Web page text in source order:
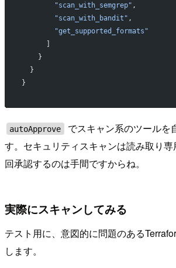
        "scan_with_semgrep"
,
        "scan_with_bandit"
,
        "get_supported_formats"
      ]
    }
  }
}
autoApprove
でスキャン系のツールを
す。セキュリティスキャンは読み取り
回承認するのは手間ですからね。
実際にスキャンしてみる
テスト用に、意図的に問題のある
します。